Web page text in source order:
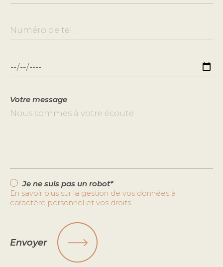
Votre message
Je ne suis pas un robot*
En savoir plus sur la gestion de vos données à
caractère personnel et vos droits
Envoyer